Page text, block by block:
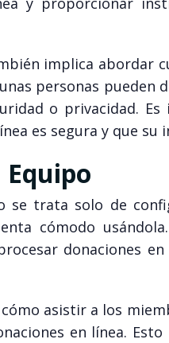
implica abordar
personas pueden
o privacidad.
es segura y que
se trata solo de
cómodo
donaciones
asistir a los
en línea.